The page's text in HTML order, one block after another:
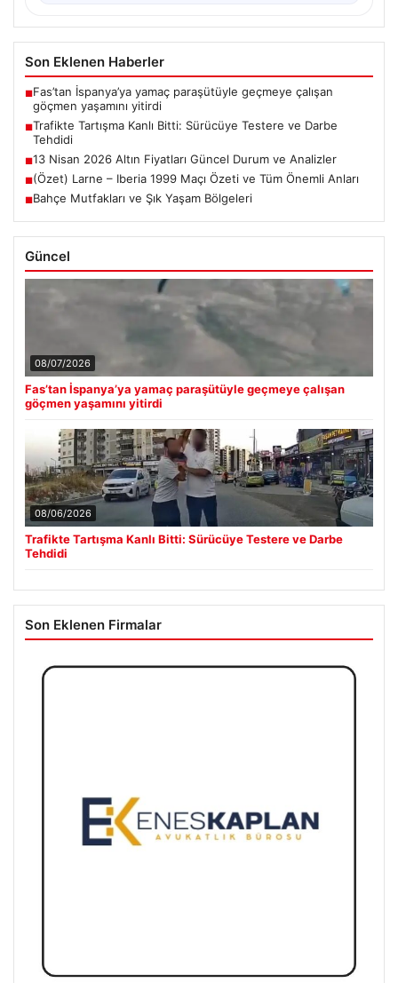
Son Eklenen Haberler
■Fas’tan İspanya’ya yamaç paraşütüyle geçmeye çalışan
göçmen yaşamını yitirdi
■Trafikte Tartışma Kanlı Bitti: Sürücüye Testere ve Darbe
Tehdidi
■13 Nisan 2026 Altın Fiyatları Güncel Durum ve Analizler
■(Özet) Larne – Iberia 1999 Maçı Özeti ve Tüm Önemli Anları
■Bahçe Mutfakları ve Şık Yaşam Bölgeleri
Güncel
08/07/2026
Fas’tan İspanya’ya yamaç paraşütüyle geçmeye çalışan
göçmen yaşamını yitirdi
08/06/2026
Trafikte Tartışma Kanlı Bitti: Sürücüye Testere ve Darbe
Tehdidi
Son Eklenen Firmalar